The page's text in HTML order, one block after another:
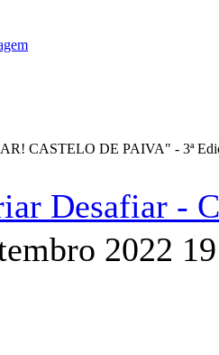
CASTELO DE PAIVA" - 3ª
Desafiar -
2022